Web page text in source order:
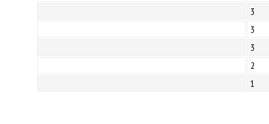
3
3
3
2
1